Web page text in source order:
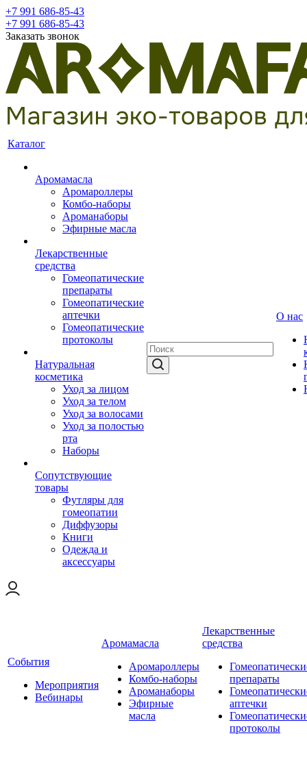
+7 991 686-85-43
+7 991 686-85-43
Заказать звонок
Каталог
Аромамасла
Аромароллеры
Комбо-наборы
Ароманаборы
Эфирные масла
Лекарственные
средства
Гомеопатические
препараты
Гомеопатические
аптечки
Гомеопатические
протоколы
Натуральная
косметика
Уход за лицом
Уход за телом
Уход за волосами
Уход за полостью
рта
Наборы
Сопутствующие
товары
Футляры для
гомеопатии
Диффузоры
Книги
Одежда и
аксессуары
О нас
События
Мероприятия
Вебинары
Аромамасла
Аромароллеры
Комбо-наборы
Ароманаборы
Эфирные
масла
Лекарственные
средства
препараты
аптечки
протоколы